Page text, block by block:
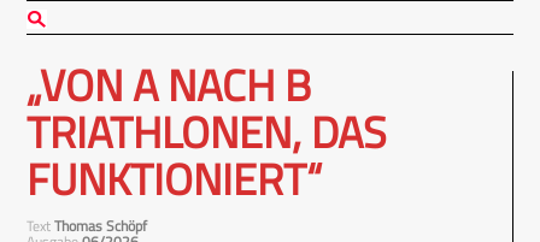
„VON A NACH B
TRIATHLONEN, DAS
FUNKTIONIERT“
TextThomas Schöpf